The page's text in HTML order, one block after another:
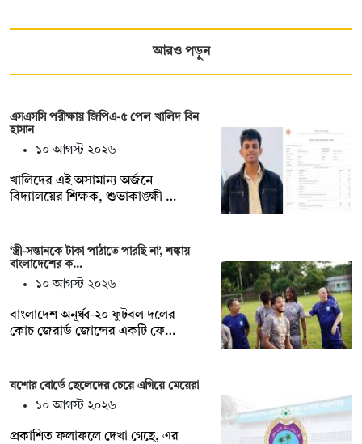
আরও পড়ুন
এসএসসি পরীক্ষায় জিপিএ-৫ পেল খালিদ বিন
হাসান
১০ আগস্ট ২০২৬
খালিদের এই অসামান্য অর্জনে
বিদ্যালয়ের শিক্ষক, শুভাকাঙ্ক্ষী …
‘স্ত্রী-সন্তানকে টাকা পাঠাতে পারছি না’, শঙ্কায়
বাংলাদেশের ক…
১০ আগস্ট ২০২৬
বাংলাদেশ অনূর্ধ্ব-২০ ফুটবল দলের
কোচ জেরার্ড জোন্সের একটি ফে…
যশোর বোর্ডে ছেলেদের চেয়ে এগিয়ে মেয়েরা
১০ আগস্ট ২০২৬
প্রকাশিত ফলাফলে দেখা গেছে, এর